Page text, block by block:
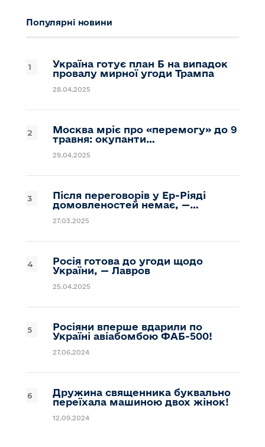
Популярні новини
Україна готує план Б на випадок
провалу мирної угоди Трампа
28.04.2025
Москва мріє про «перемогу» до 9
травня: окупанти…
29.04.2025
Після переговорів у Ер-Ріяді
домовленостей немає, —…
27.03.2025
Росія готова до угоди щодо
України, — Лавров
25.04.2025
Росіяни вперше вдарили по
Україні авіабомбою ФАБ-500!
27.06.2024
Дружина священника буквально
переїхала машиною двох жінок!
12.09.2024